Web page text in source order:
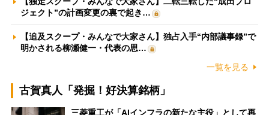
ジェクト”の計画変更の裏で起き…
【追及スクープ・みんなで大家さん】独占入手“内部議事録”で
明かされる柳瀬健一・代表の思…
一覧を見る
古賀真人「発掘！好決算銘柄」
三菱重工が「AIインフラの新たな主役」として再